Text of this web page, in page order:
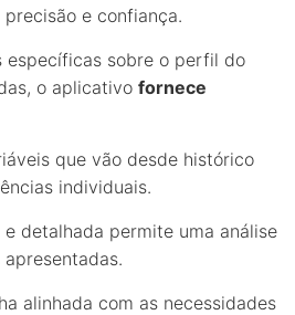
e confiança.
específicas sobre o perfil do
o aplicativo fornece
que vão desde histórico
individuais.
detalhada permite uma análise
alinhada com as necessidades